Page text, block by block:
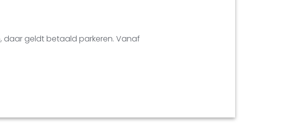
daar geldt betaald parkeren. Vanaf